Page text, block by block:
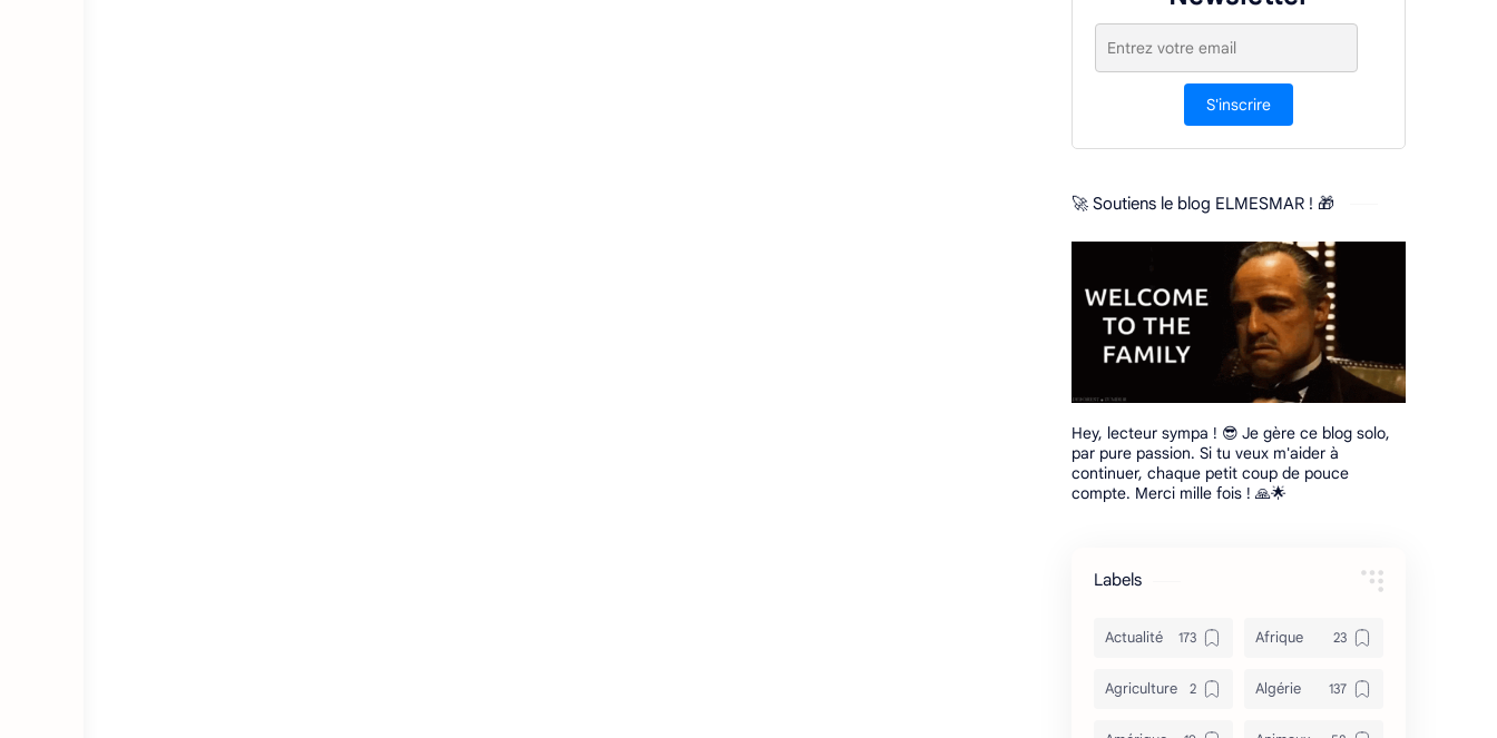
S'inscrire
🚀 Soutiens le blog ELMESMAR ! 🎁
Hey, lecteur sympa ! 😎 Je gère ce blog solo,
par pure passion. Si tu veux m'aider à
continuer, chaque petit coup de pouce
compte. Merci mille fois ! 🙏🌟
Labels
Actualité Afrique
Agriculture Algérie